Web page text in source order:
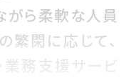
がら柔軟な人員
繁閑に応じて、
務支援サービ